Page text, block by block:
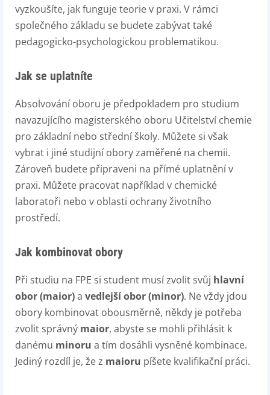
vyzkoušíte, jak funguje teorie v praxi. V rámci
společného základu se budete zabývat také
pedagogicko-psychologickou problematikou.
Jak se uplatníte
Absolvování oboru je předpokladem pro studium
navazujícího magisterského oboru Učitelství chemie
pro základní nebo střední školy. Můžete si však
vybrat i jiné studijní obory zaměřené na chemii.
Zároveň budete připraveni na přímé uplatnění v
praxi. Můžete pracovat například v chemické
laboratoři nebo v oblasti ochrany životního
prostředí.
Jak kombinovat obory
Při studiu na FPE si student musí zvolit svůj hlavní
obor (maior)a vedlejší obor (minor). Ne vždy jdou
obory kombinovat obousměrně, někdy je potřeba
zvolit správný maior, abyste se mohli přihlásit k
danému minoru a tím dosáhli vysněné kombinace.
Jediný rozdíl je, že z maioru píšete kvalifikační práci.